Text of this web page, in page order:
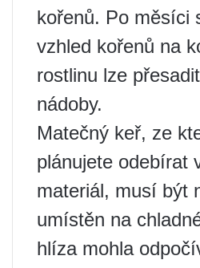
kořenů. Po měsíci
vzhled kořenů na
rostlinu lze
nádoby.
Matečný keř, ze
plánujete odebírat
materiál, musí být
umístěn na
hlíza mohla